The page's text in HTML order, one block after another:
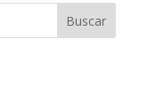
Buscar